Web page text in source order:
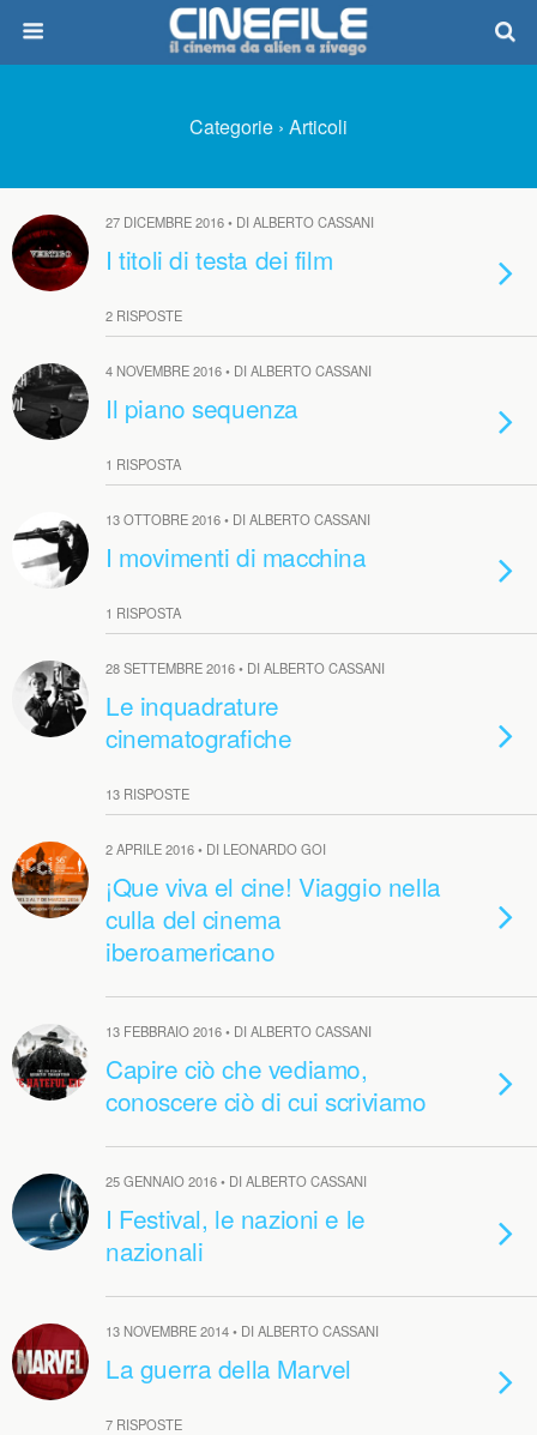
Categorie › Articoli
27 DICEMBRE 2016 • DI ALBERTO CASSANI
I titoli di testa dei film
2 RISPOSTE
4 NOVEMBRE 2016 • DI ALBERTO CASSANI
Il piano sequenza
1 RISPOSTA
13 OTTOBRE 2016 • DI ALBERTO CASSANI
I movimenti di macchina
1 RISPOSTA
28 SETTEMBRE 2016 • DI ALBERTO CASSANI
Le inquadrature
cinematografiche
13 RISPOSTE
2 APRILE 2016 • DI LEONARDO GOI
¡Que viva el cine! Viaggio nella
culla del cinema
iberoamericano
13 FEBBRAIO 2016 • DI ALBERTO CASSANI
Capire ciò che vediamo,
conoscere ciò di cui scriviamo
25 GENNAIO 2016 • DI ALBERTO CASSANI
I Festival, le nazioni e le
nazionali
13 NOVEMBRE 2014 • DI ALBERTO CASSANI
La guerra della Marvel
7 RISPOSTE